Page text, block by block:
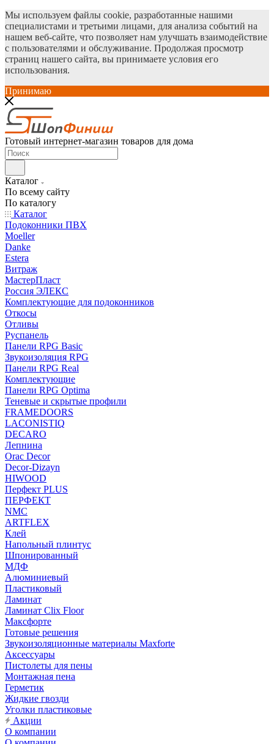
Мы используем файлы cookie, разработанные нашими
специалистами и третьими лицами, для анализа событий на
нашем веб-сайте, что позволяет нам улучшать взаимодействие
с пользователями и обслуживание. Продолжая просмотр
страниц нашего сайта, вы принимаете условия его
использования.
Принимаю
Готовый интернет-магазин товаров для дома
Каталог
По всему сайту
По каталогу
Каталог
Подоконники ПВХ
Moeller
Danke
Estera
Витраж
МастерПласт
Россия ЭЛЕКС
Комплектующие для подоконников
Откосы
Отливы
Руспанель
Панели RPG Basic
Звукоизоляция RPG
Панели RPG Real
Комплектующие
Панели RPG Optima
Теневые и скрытые профили
FRAMEDOORS
LACONISTIQ
DECARO
Лепнина
Orac Decor
Decor-Dizayn
HIWOOD
Перфект PLUS
ПЕРФЕКТ
NMC
ARTFLEX
Клей
Напольный плинтус
Шпонированный
МДФ
Алюминиевый
Пластиковый
Ламинат
Ламинат Clix Floor
Максфорте
Готовые решения
Звукоизоляционные материалы Maxforte
Аксессуары
Пистолеты для пены
Монтажная пена
Герметик
Жидкие гвозди
Уголки пластиковые
Акции
О компании